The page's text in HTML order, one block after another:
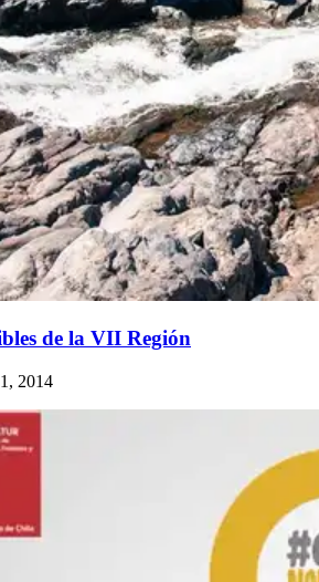
de la VII Región
2014